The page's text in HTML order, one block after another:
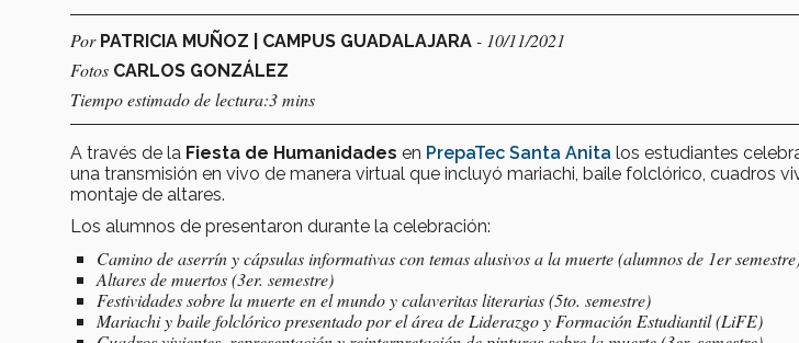
Por PATRICIA MUÑOZ | CAMPUS GUADALAJARA - 10/11/2021
Fotos CARLOS GONZÁLEZ
Tiempo estimado de lectura:3 mins
A través de la Fiesta de Humanidades en PrepaTec Santa Anita los estudiantes
una transmisión en vivo de manera virtual que incluyó mariachi, baile folclórico, cuadros
montaje de altares.
Los alumnos de presentaron durante la celebración:
Camino de aserrín y cápsulas informativas con temas alusivos a la muerte (alumnos de 1er
Altares de muertos (3er. semestre)
Festividades sobre la muerte en el mundo y calaveritas literarias (5to. semestre)
Mariachi y baile folclórico presentado por el área de Liderazgo y Formación Estudiantil (LiFE)